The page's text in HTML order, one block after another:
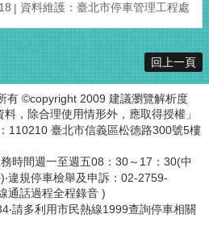
資料維護：臺北市停車管理工程處
回上一頁
有 ©copyright 2009 建議瀏覽解析度
，除合理使用情形外，應取得授權」
110210 臺北市信義區松德路300號5樓
時間週一至週五08：30～17：30(中
違規停車檢舉及申訴：02-2759-
通話過程全程錄音 )
請多利用市民熱線1999查詢停車相關